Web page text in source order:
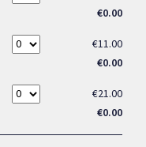
€0.00
€11.00
€0.00
€21.00
€0.00